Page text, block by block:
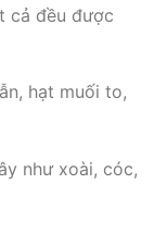
cả đều được
hạt muối to,
như xoài, cóc,